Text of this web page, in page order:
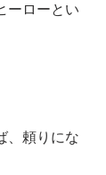
ーローとい
、頼りにな